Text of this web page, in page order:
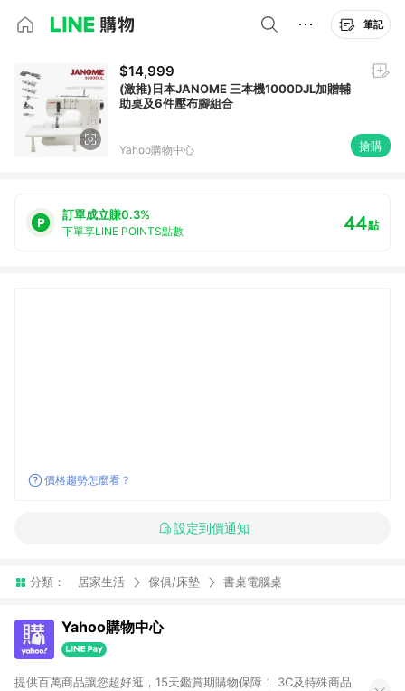
筆記
$14,999
(激推)日本JANOME 三本機1000DJL加贈輔
助桌及6件壓布腳組合
Yahoo購物中心 搶購
訂單成立賺0.3%
下單享LINE POINTS點數 44點
價格趨勢怎麼看？
設定到價通知
分類： 居家生活 傢俱/床墊 書桌電腦桌
Yahoo購物中心
提供百萬商品讓您超好逛，15天鑑賞期購物保障！ 3C及特殊商品